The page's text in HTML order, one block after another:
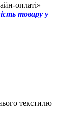
оплаті»
товару у
текстилю